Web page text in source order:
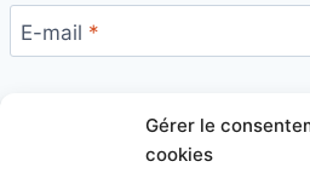
Gérer le
cookies
E-mail *